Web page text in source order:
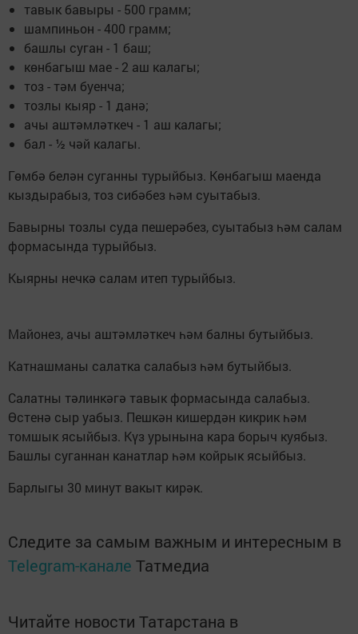
тавык бавыры - 500 грамм;
шампиньон - 400 грамм;
башлы суган - 1 баш;
көнбагыш мае - 2 аш калагы;
тоз - тәм буенча;
тозлы кыяр - 1 данә;
ачы аштәмләткеч - 1 аш калагы;
бал - ½ чәй калагы.
Гөмбә белән суганны турыйбыз. Көнбагыш маенда
кыздырабыз, тоз сибәбез һәм суытабыз.
Бавырны тозлы суда пешерәбез, суытабыз һәм салам
формасында турыйбыз.
Кыярны нечкә салам итеп турыйбыз.
Майонез, ачы аштәмләткеч һәм балны бутыйбыз.
Катнашманы салатка салабыз һәм бутыйбыз.
Салатны тәлинкәгә тавык формасында салабыз.
Өстенә сыр уабыз. Пешкән кишердән кикрик һәм
томшык ясыйбыз. Күз урынына кара борыч куябыз.
Башлы суганнан канатлар һәм койрык ясыйбыз.
Барлыгы 30 минут вакыт кирәк.
Следите за самым важным и интересным в
Telegram-канале Татмедиа
Читайте новости Татарстана в